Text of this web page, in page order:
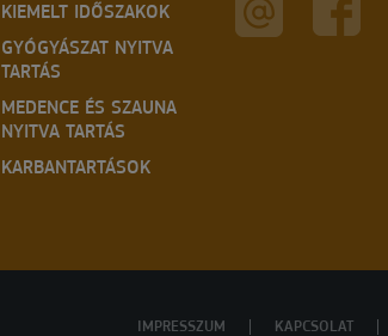
KIEMELT IDŐSZAKOK
GYÓGYÁSZAT NYITVA
TARTÁS
MEDENCE ÉS SZAUNA
NYITVA TARTÁS
KARBANTARTÁSOK
IMPRESSZUM KAPCSOLAT